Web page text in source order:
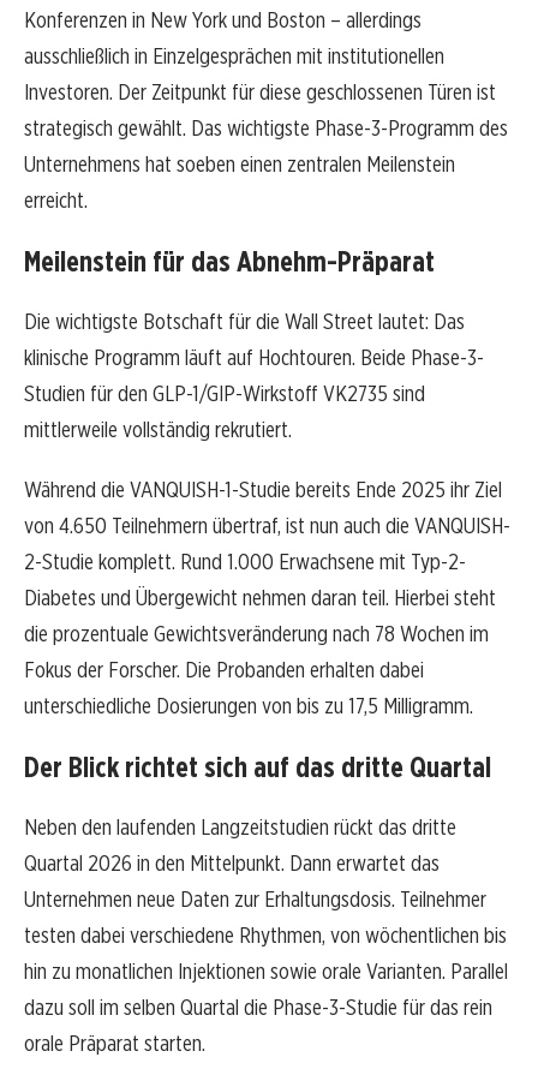
Konferenzen in New York und Boston – allerdings
ausschließlich in Einzelgesprächen mit institutionellen
Investoren. Der Zeitpunkt für diese geschlossenen Türen ist
strategisch gewählt. Das wichtigste Phase-3-Programm des
Unternehmens hat soeben einen zentralen Meilenstein
erreicht.
Meilenstein für das Abnehm-Präparat
Die wichtigste Botschaft für die Wall Street lautet: Das
klinische Programm läuft auf Hochtouren. Beide Phase-3-
Studien für den GLP-1/GIP-Wirkstoff VK2735 sind
mittlerweile vollständig rekrutiert.
Während die VANQUISH-1-Studie bereits Ende 2025 ihr Ziel
von 4.650 Teilnehmern übertraf, ist nun auch die VANQUISH-
2-Studie komplett. Rund 1.000 Erwachsene mit Typ-2-
Diabetes und Übergewicht nehmen daran teil. Hierbei steht
die prozentuale Gewichtsveränderung nach 78 Wochen im
Fokus der Forscher. Die Probanden erhalten dabei
unterschiedliche Dosierungen von bis zu 17,5 Milligramm.
Der Blick richtet sich auf das dritte Quartal
Neben den laufenden Langzeitstudien rückt das dritte
Quartal 2026 in den Mittelpunkt. Dann erwartet das
Unternehmen neue Daten zur Erhaltungsdosis. Teilnehmer
testen dabei verschiedene Rhythmen, von wöchentlichen bis
hin zu monatlichen Injektionen sowie orale Varianten. Parallel
dazu soll im selben Quartal die Phase-3-Studie für das rein
orale Präparat starten.